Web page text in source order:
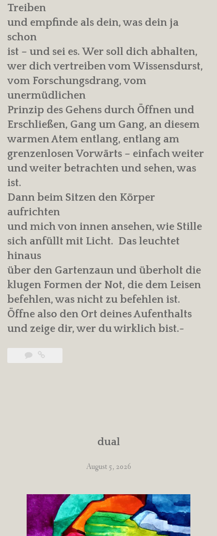
Treiben
und empfinde als dein, was dein ja
schon
ist – und sei es. Wer soll dich abhalten,
wer dich vertreiben vom Wissensdurst,
vom Forschungsdrang, vom
unermüdlichen
Prinzip des Gehens durch Öffnen und
Erschließen, Gang um Gang, an diesem
warmen Atem entlang, entlang am
grenzenlosen Vorwärts – einfach weiter
und weiter betrachten und sehen, was
ist.
Dann beim Sitzen den Körper
aufrichten
und mich von innen ansehen, wie Stille
sich anfüllt mit Licht. Das leuchtet
hinaus
über den Gartenzaun und überholt die
klugen Formen der Not, die dem Leisen
befehlen, was nicht zu befehlen ist.
Öffne also den Ort deines Aufenthalts
und zeige dir, wer du wirklich bist.-
dual
August 5, 2026